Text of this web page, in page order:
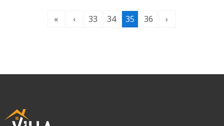
« ‹ 33 34 35 36 ›